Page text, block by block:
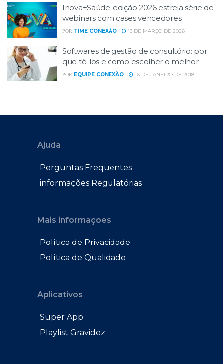
Inova+Saúde: edição 2026 estreia série de
webinars com cases vencedores
POR TIME CONEXÃO 13 DE MARÇO DE 2026
Softwares de gestão de consultório: por
que tê-los e como escolher o melhor
POR EQUIPE CONEXÃO 16 DE JANEIRO DE 2018
Ajuda
Perguntas Frequentes
informações Regulatórias
Mais informações
Política de Privacidade
Política de Qualidade
Aplicativos
Super App
Playlist Gravidez